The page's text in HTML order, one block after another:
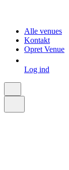
Alle venues
Kontakt
Opret Venue
Log ind